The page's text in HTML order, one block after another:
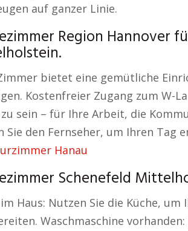
auf ganzer Linie.
Region Hannover
bietet eine gemütliche
Kostenfreier Zugang zum W-
sein – für Ihre Arbeit, die
Sie den Fernseher, um Ihren Tag
Hanau
Schenefeld
im Haus: Nutzen Sie die Küche,
Waschmaschine